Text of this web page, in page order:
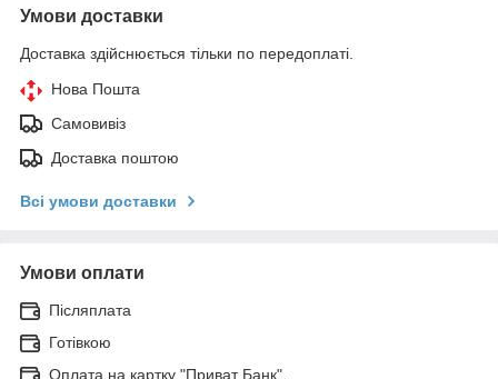
Умови доставки
Доставка здійснюється тільки по передоплаті.
Нова Пошта
Самовивіз
Доставка поштою
Всі умови доставки
Умови оплати
Післяплата
Готівкою
Оплата на картку "Приват Банк".